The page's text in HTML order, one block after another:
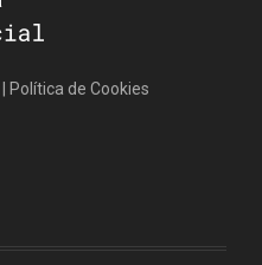
Política de Cookies